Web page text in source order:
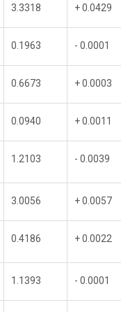
3.3318 + 0.0429
0.1963 - 0.0001
0.6673 + 0.0003
0.0940 + 0.0011
1.2103 - 0.0039
3.0056 + 0.0057
0.4186 + 0.0022
1.1393 - 0.0001